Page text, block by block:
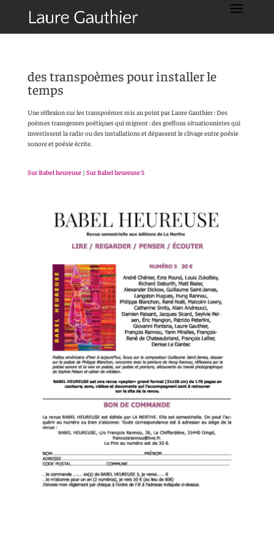
des transpoèmes pour installer le
temps
Une réflexion sur les transpoèmes mis au point par Laure Gauthier : Des
poèmes transgenres poétiques qui migrent : des greffons situationnistes qui
investissent la radio ou des installations et dépassent le clivage entre poésie
sonore et poésie écrite.
Sur Babel heureuse| Sur Babel heureuse 5